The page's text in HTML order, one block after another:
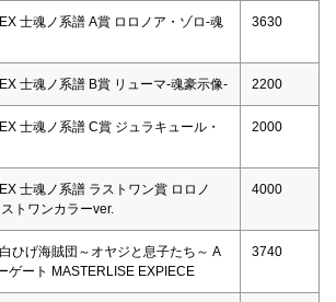
士魂ノ系譜 A賞 ロロノア・ゾロ‐魂
3630
士魂ノ系譜 B賞 リューマ‐魂豪示像‐ 2200
士魂ノ系譜 C賞 ジュラキュール・
2000
士魂ノ系譜 ラストワン賞 ロロノ
トワンカラーver.
4000
ひげ海賊団～オヤジと息子たち～ A
ゲート MASTERLISE EXPIECE
3740